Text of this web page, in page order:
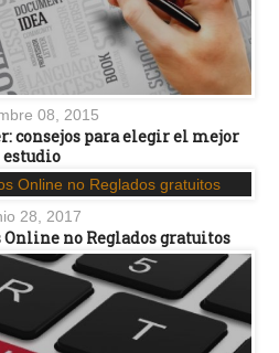
08, 2015
consejos para elegir el mejor
estudio
28, 2017
no Reglados gratuitos